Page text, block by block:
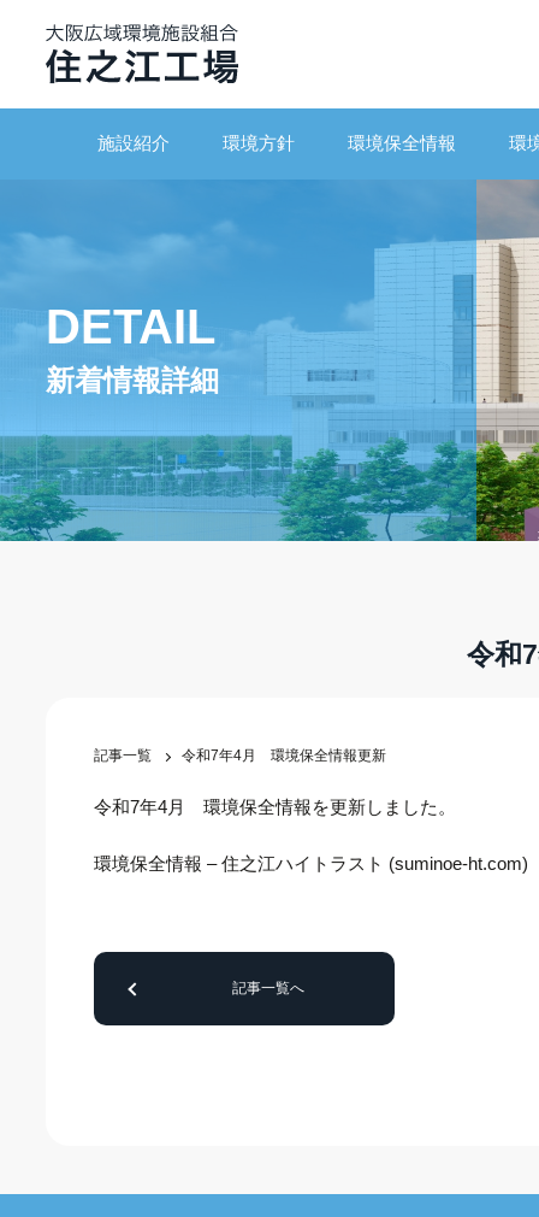
施設紹介 環境方針 環境保全情報 環
DETAIL
新着情報詳細
令和
記事一覧 令和7年4月 環境保全情報更新
令和7年4月 環境保全情報を更新しました。
環境保全情報 – 住之江ハイトラスト (suminoe-ht.com)
記事一覧へ